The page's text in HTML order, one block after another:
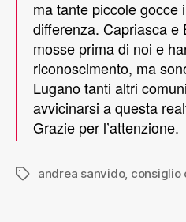
ma tante piccole gocce
differenza. Capriasca e
mosse prima di noi e
riconoscimento, ma
Lugano tanti altri
avvicinarsi a questa
Grazie per l’attenzione.
andrea sanvido, consiglio